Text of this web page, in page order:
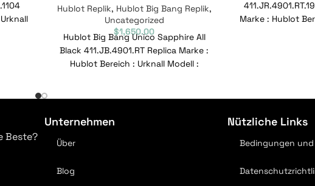
Hublot Replik, Hublot Big Bang Replik,
Uncategorized
$1,650.00
Hublot Big Bang Unico Sapphire All
Black 411.JB.4901.RT Replica Marke :
Hublot Bereich : Urknall Modell :
Marke : Hublot
Beste?
Unternehmen
Über
Blog
Nützliche Links
Bedingungen